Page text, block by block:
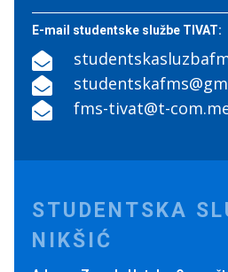
E-mail studentske službe TIVAT:


 fms-tivat@t-
STUDENTSKA
NIKŠIĆ